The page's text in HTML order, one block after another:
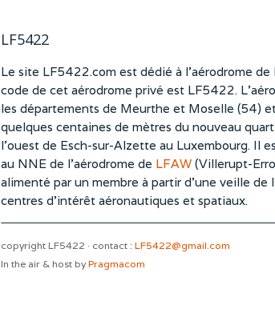
LF5422
Le site LF5422.com est dédié à l’aérodrome
code de cet aérodrome privé est LF5422.
les départements de Meurthe et Moselle (54)
quelques centaines de mètres du nouveau
l’ouest de Esch-sur-Alzette au Luxembourg. Il
au NNE de l’aérodrome de LFAW(Villerupt-
alimenté par un membre à partir d’une veille de
centres d’intérêt aéronautiques et spatiaux.
copyright LF5422 · contact : LF5422@gmail.com
In the air & host byPragmacom